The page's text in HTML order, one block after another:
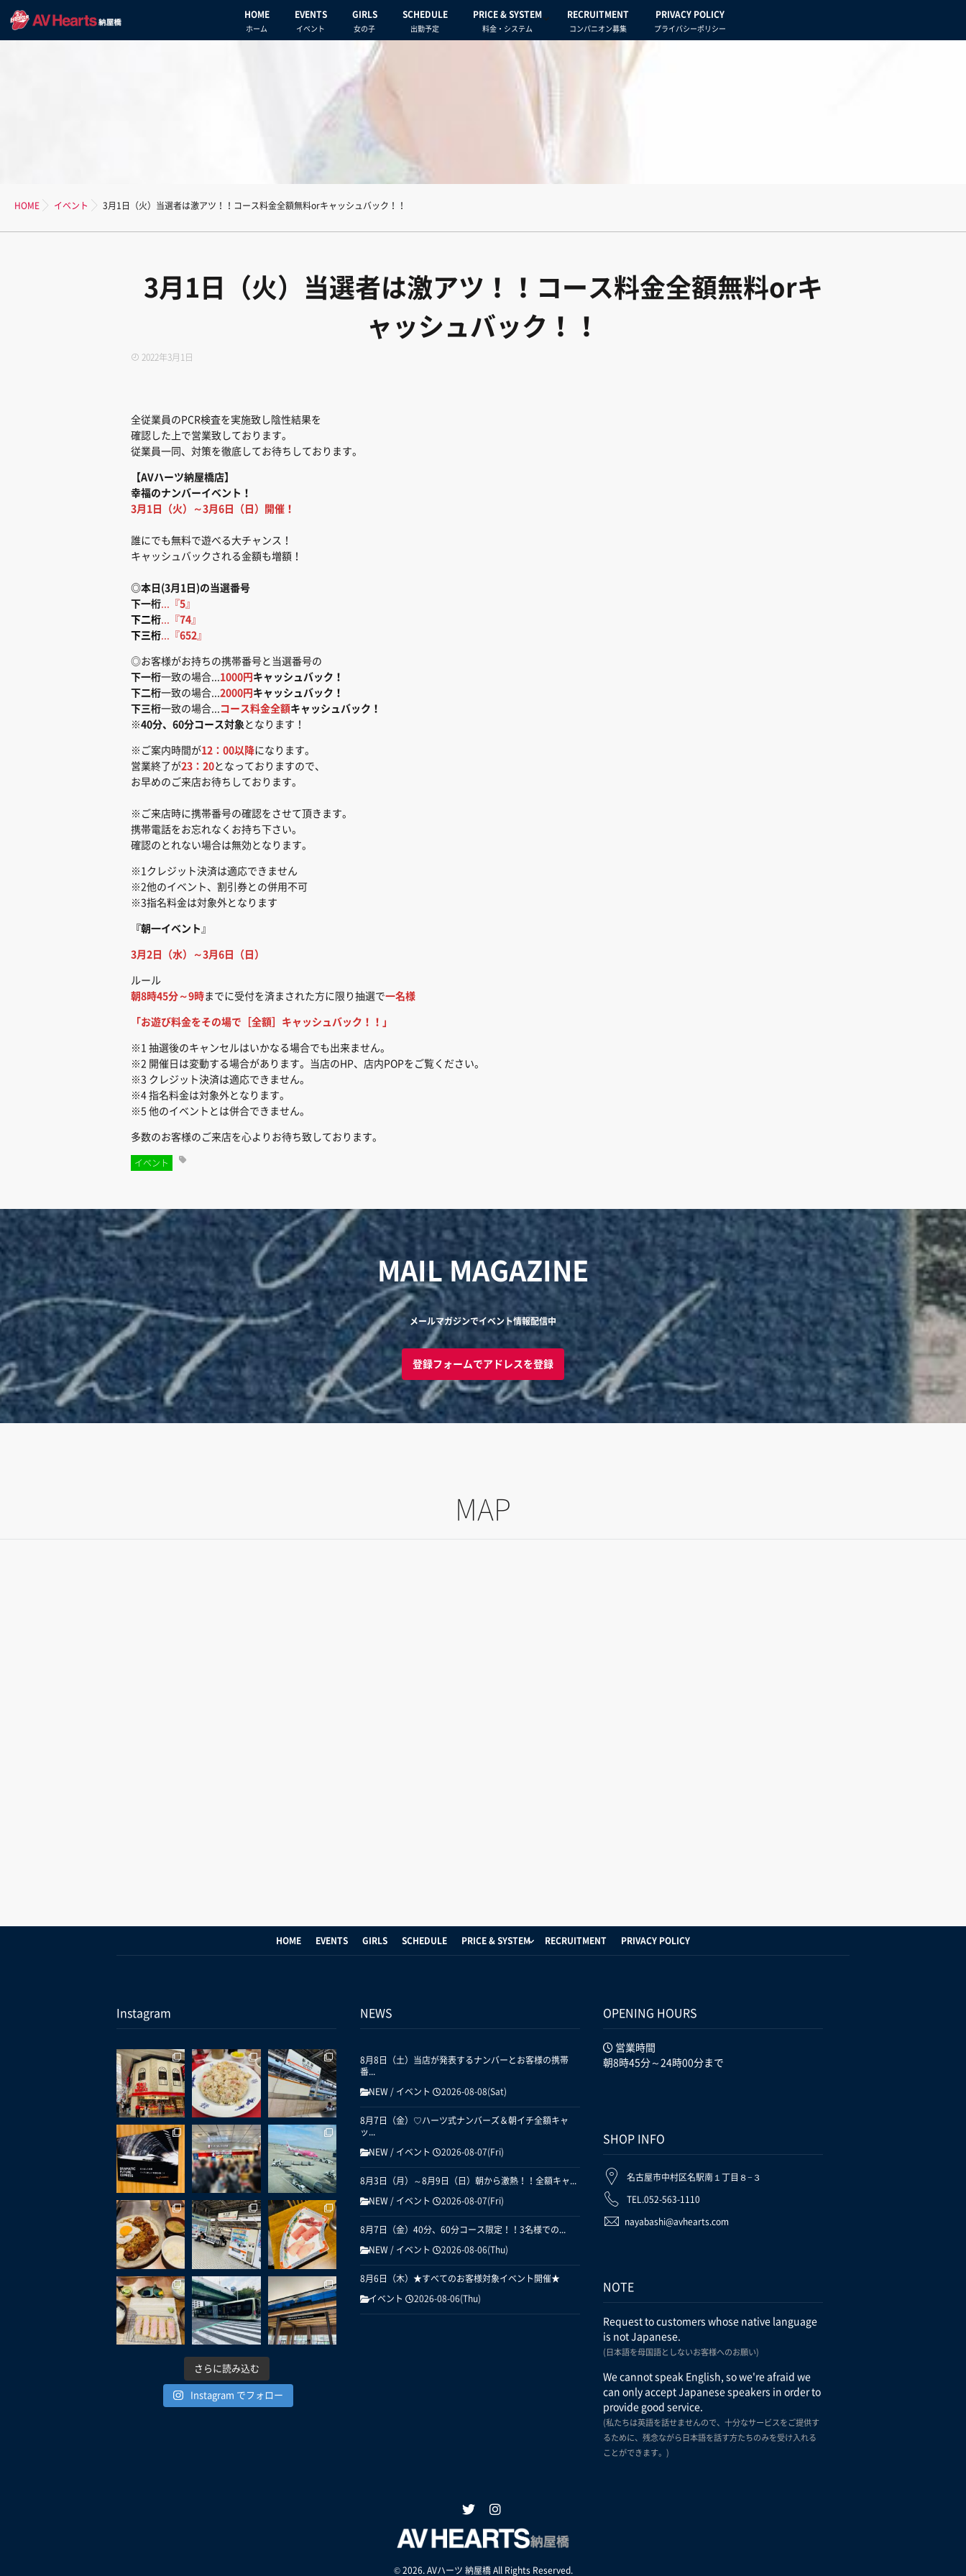
HOME
ホーム
EVENTS
イベント
GIRLS
女の子
SCHEDULE
出勤予定
PRICE & SYSTEM
料金・システム
RECRUITMENT
コンパニオン募集
PRIVACY POLICY
プライバシーポリシー
HOME イベント 3月1日（火）当選者は激アツ！！コース料金全額無料orキャッシュバック！！
3月1日（火）当選者は激アツ！！コース料金全額無料orキ
ャッシュバック！！
2022年3月1日
全従業員のPCR検査を実施致し陰性結果を
確認した上で営業致しております。
従業員一同、対策を徹底してお待ちしております。
【AVハーツ納屋橋店】
幸福のナンバーイベント！
3月1日（火）～3月6日（日）開催！
誰にでも無料で遊べる大チャンス！
キャッシュバックされる金額も増額！
◎本日(3月1日)の当選番号
下一桁 ...『5 』
下二桁 ...『74 』
下三桁 ...『652 』
◎お客様がお持ちの携帯番号と当選番号の
下一桁一致の場合... 1000円 キャッシュバック！
下二桁一致の場合... 2000円 キャッシュバック！
下三桁一致の場合... コース料金全額キャッシュバック！
※40分、60分コース対象 となります！
※ご案内時間が12：00以降になります。
営業終了が23：20となっておりますので、
お早めのご来店お待ちしております。
※ご来店時に携帯番号の確認をさせて頂きます。
携帯電話をお忘れなくお持ち下さい。
確認のとれない場合は無効となります。
※1クレジット決済は適応できません
※2他のイベント、割引券との併用不可
※3指名料金は対象外となります
『朝一イベント 』
3月2日（水）～3月6日（日）
ルール
朝8時45分～9時までに受付を済まされた方に限り抽選で一名様
「お遊び料金をその場で［全額］キャッシュバック！！」
※1 抽選後のキャンセルはいかなる場合でも出来ません。
※2 開催日は変動する場合があります。当店のHP、店内POPをご覧ください。
※3 クレジット決済は適応できません。
※4 指名料金は対象外となります。
※5 他のイベントとは併合できません。
多数のお客様のご来店を心よりお待ち致しております。
イベント
MAIL MAGAZINE
メールマガジンでイベント情報配信中
登録フォームでアドレスを登録
MAP
HOME EVENTS GIRLS SCHEDULE PRICE & SYSTEM RECRUITMENT PRIVACY POLICY
Instagram
さらに読み込む
Instagram でフォロー
NEWS
8月8日（土）当店が発表するナンバーとお客様の携帯
番...
NEW / イベント 2026-08-08(Sat)
8月7日（金）♡ハーツ式ナンバーズ＆朝イチ全額キャ
ッ...
NEW / イベント 2026-08-07(Fri)
8月3日（月）～8月9日（日）朝から激熱！！全額キャ...
NEW / イベント 2026-08-07(Fri)
8月7日（金）40分、60分コース限定！！3名様での...
NEW / イベント 2026-08-06(Thu)
8月6日（木）★すべてのお客様対象イベント開催★
イベント 2026-08-06(Thu)
OPENING HOURS
営業時間
朝8時45分～24時00分まで
SHOP INFO
名古屋市中村区名駅南１丁目８−３
TEL.052-563-1110
nayabashi@avhearts.com
NOTE
Request to customers whose native language
is not Japanese.
(日本語を母国語としないお客様へのお願い)
We cannot speak English, so we're afraid we
can only accept Japanese speakers in order to
provide good service.
(私たちは英語を話せませんので、十分なサービスをご提供す
るために、残念ながら日本語を話す方たちのみを受け入れる
ことができます。)
© 2026. AVハーツ 納屋橋 All Rights Reserved.